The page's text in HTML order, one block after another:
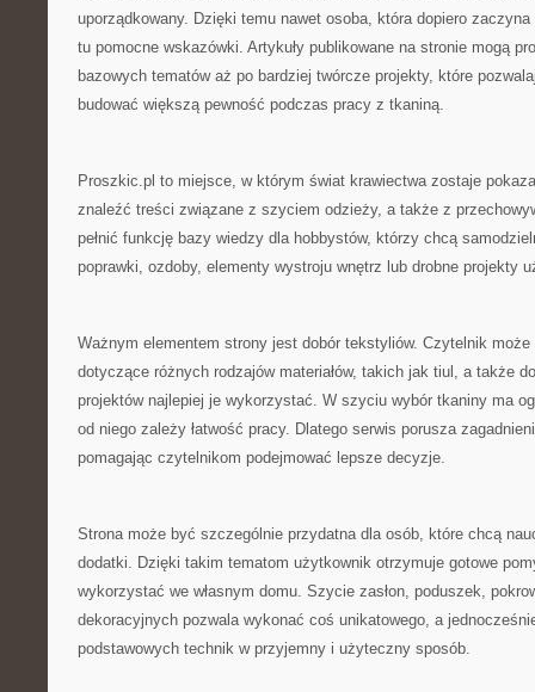
uporządkowany. Dzięki temu nawet osoba, która dopiero
tu pomocne wskazówki. Artykuły publikowane na stronie mogą
bazowych tematów aż po bardziej twórcze projekty, które
budować większą pewność podczas pracy z tkaniną.
Proszkic.pl to miejsce, w którym świat krawiectwa zostaje
znaleźć treści związane z szyciem odzieży, a także z
pełnić funkcję bazy wiedzy dla hobbystów, którzy chcą
poprawki, ozdoby, elementy wystroju wnętrz lub drobne projekty
Ważnym elementem strony jest dobór tekstyliów. Czytelnik
dotyczące różnych rodzajów materiałów, takich jak tiul, a także
projektów najlepiej je wykorzystać. W szyciu wybór tkaniny ma
od niego zależy łatwość pracy. Dlatego serwis porusza
pomagając czytelnikom podejmować lepsze decyzje.
Strona może być szczególnie przydatna dla osób, które chcą
dodatki. Dzięki takim tematom użytkownik otrzymuje gotowe
wykorzystać we własnym domu. Szycie zasłon, poduszek,
dekoracyjnych pozwala wykonać coś unikatowego, a
podstawowych technik w przyjemny i użyteczny sposób.